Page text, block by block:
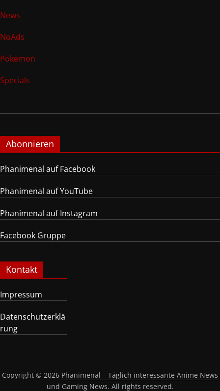
News
NoAds
Pokemon
Specials
Abonnieren
Phanimenal auf Facebook
Phanimenal auf YouTube
Phanimenal auf Instagram
Facebook Gruppe
Kontakt
Impressum
Datenschutzerklä
rung
Copyright © 2026 Phanimenal – Täglich interessante Anime News
und Gaming News. All rights reserved.